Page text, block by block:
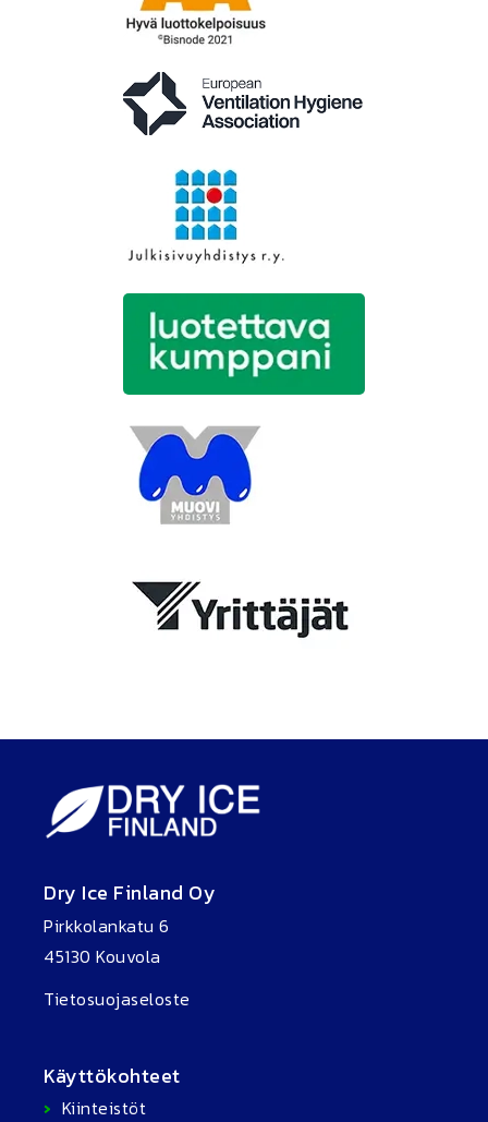
Dry Ice Finland Oy
Pirkkolankatu 6
45130 Kouvola
Tietosuojaseloste
Käyttökohteet
Kiinteistöt